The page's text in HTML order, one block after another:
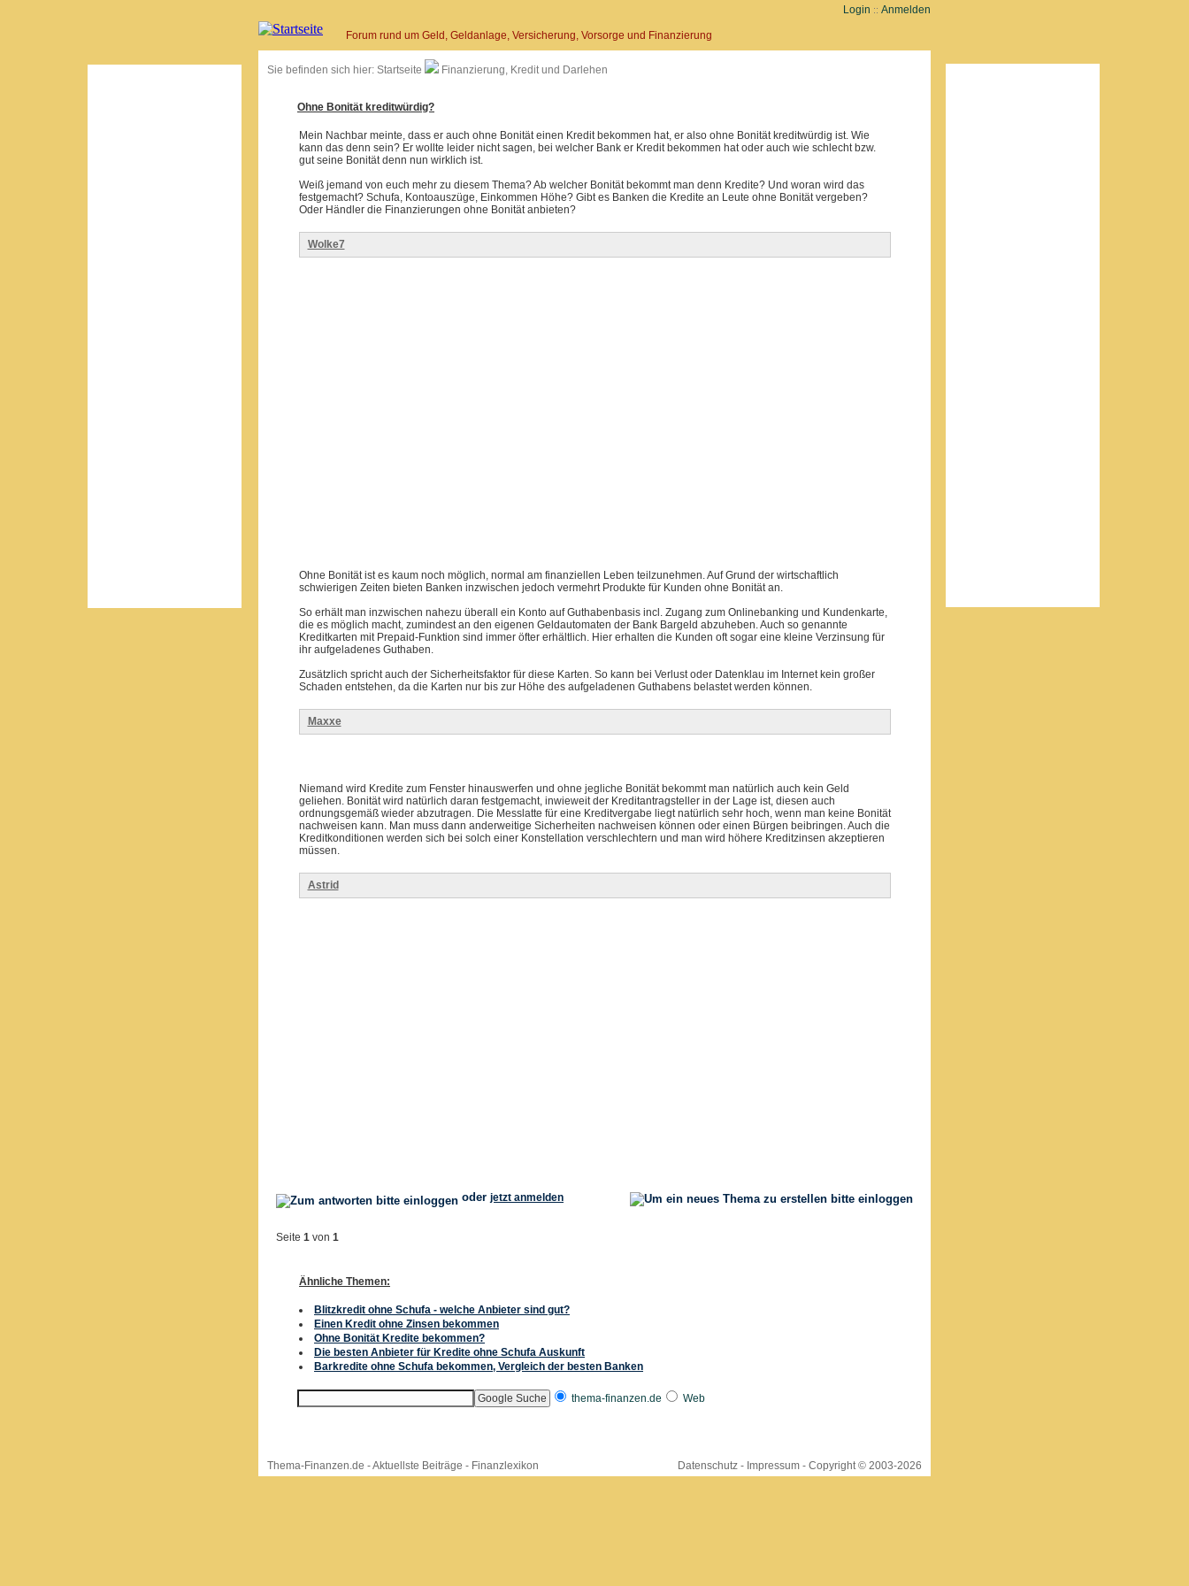
Login :: Anmelden
Forum rund um Geld, Geldanlage, Versicherung, Vorsorge und Finanzierung
Sie befinden sich hier: Startseite Finanzierung, Kredit und Darlehen
Ohne Bonität kreditwürdig?
Mein Nachbar meinte, dass er auch ohne Bonität einen Kredit bekommen hat, er also ohne Bonität kreditwürdig ist. Wie
kann das denn sein? Er wollte leider nicht sagen, bei welcher Bank er Kredit bekommen hat oder auch wie schlecht bzw.
gut seine Bonität denn nun wirklich ist.
Weiß jemand von euch mehr zu diesem Thema? Ab welcher Bonität bekommt man denn Kredite? Und woran wird das
festgemacht? Schufa, Kontoauszüge, Einkommen Höhe? Gibt es Banken die Kredite an Leute ohne Bonität vergeben?
Oder Händler die Finanzierungen ohne Bonität anbieten?
Wolke7
Ohne Bonität ist es kaum noch möglich, normal am finanziellen Leben teilzunehmen. Auf Grund der wirtschaftlich
schwierigen Zeiten bieten Banken inzwischen jedoch vermehrt Produkte für Kunden ohne Bonität an.
So erhält man inzwischen nahezu überall ein Konto auf Guthabenbasis incl. Zugang zum Onlinebanking und Kundenkarte,
die es möglich macht, zumindest an den eigenen Geldautomaten der Bank Bargeld abzuheben. Auch so genannte
Kreditkarten mit Prepaid-Funktion sind immer öfter erhältlich. Hier erhalten die Kunden oft sogar eine kleine Verzinsung für
ihr aufgeladenes Guthaben.
Zusätzlich spricht auch der Sicherheitsfaktor für diese Karten. So kann bei Verlust oder Datenklau im Internet kein großer
Schaden entstehen, da die Karten nur bis zur Höhe des aufgeladenen Guthabens belastet werden können.
Maxxe
Niemand wird Kredite zum Fenster hinauswerfen und ohne jegliche Bonität bekommt man natürlich auch kein Geld
geliehen. Bonität wird natürlich daran festgemacht, inwieweit der Kreditantragsteller in der Lage ist, diesen auch
ordnungsgemäß wieder abzutragen. Die Messlatte für eine Kreditvergabe liegt natürlich sehr hoch, wenn man keine Bonität
nachweisen kann. Man muss dann anderweitige Sicherheiten nachweisen können oder einen Bürgen beibringen. Auch die
Kreditkonditionen werden sich bei solch einer Konstellation verschlechtern und man wird höhere Kreditzinsen akzeptieren
müssen.
Astrid
oder jetzt anmelden
Seite 1 von 1
Ähnliche Themen:
Blitzkredit ohne Schufa - welche Anbieter sind gut?
Einen Kredit ohne Zinsen bekommen
Ohne Bonität Kredite bekommen?
Die besten Anbieter für Kredite ohne Schufa Auskunft
Barkredite ohne Schufa bekommen, Vergleich der besten Banken
thema-finanzen.de Web
Thema-Finanzen.de -Aktuellste Beiträge - Finanzlexikon Datenschutz - Impressum - Copyright © 2003-2026